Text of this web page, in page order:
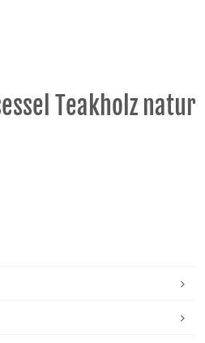
Teakholz natur